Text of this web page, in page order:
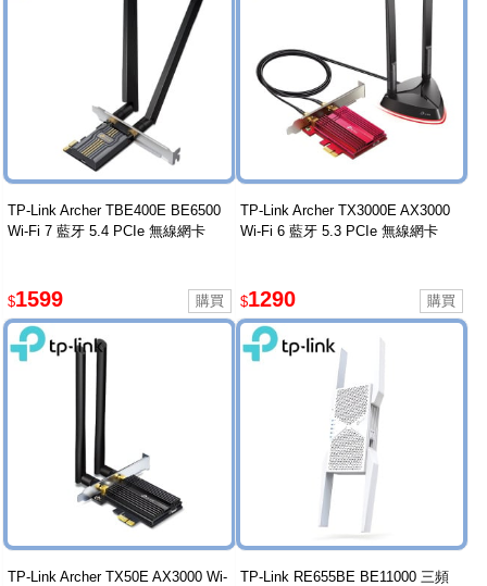
TP-Link Archer TBE400E BE6500
Wi-Fi 7 藍牙 5.4 PCIe 無線網卡
$1599
TP-Link Archer TX3000E AX3000
Wi-Fi 6 藍牙 5.3 PCIe 無線網卡
$1290
TP-Link Archer TX50E AX3000 Wi-
TP-Link RE655BE BE11000 三頻